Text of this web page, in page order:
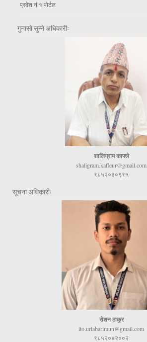
प्रदेश नं १ पोर्टल
गुनासो सुन्ने अधिकारीः
शालिग्राम काफ्ले
shaligram.kafleur@gmail.com
९८५२०३०९९५
सूचना अधिकारीः
रोशन ठाकुर
ito.urlabarimun@gmail.com
९८५२०४२००२